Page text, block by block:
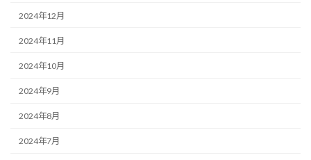
2024年12月
2024年11月
2024年10月
2024年9月
2024年8月
2024年7月